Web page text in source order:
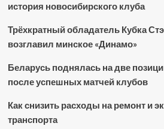
история новосибирского клуба
Трёхкратный обладатель Кубка
возглавил минское «Динамо»
Беларусь поднялась на две
после успешных матчей клубов
Как снизить расходы на ремонт и
транспорта